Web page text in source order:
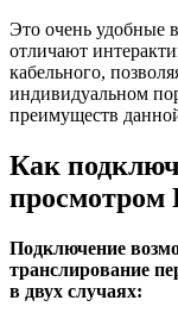
Это очень удобные
отличают
кабельного,
индивидуальном
преимуществ
Как
просмотром
Подключение
транслирование
в двух случаях: